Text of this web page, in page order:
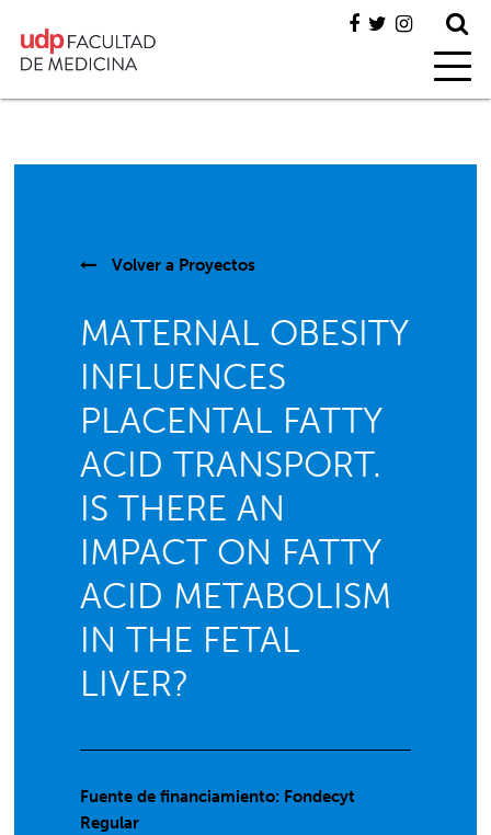
Volver a Proyectos
MATERNAL OBESITY
INFLUENCES
PLACENTAL FATTY
ACID TRANSPORT.
IS THERE AN
IMPACT ON FATTY
ACID METABOLISM
IN THE FETAL
LIVER?
Fuente de financiamiento: Fondecyt
Regular